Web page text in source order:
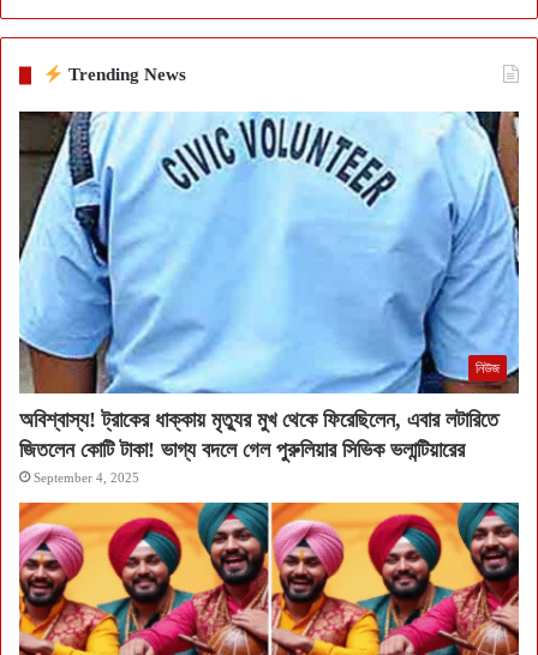
Trending News
নিউজ
অবিশ্বাস্য! ট্রাকের ধাক্কায় মৃত্যুর মুখ থেকে ফিরেছিলেন, এবার লটারিতে
জিতলেন কোটি টাকা! ভাগ্য বদলে গেল পুরুলিয়ার সিভিক ভলান্টিয়ারের
September 4, 2025